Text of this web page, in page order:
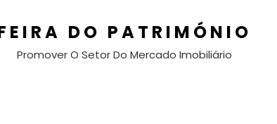
DO PATRIMÓNIO
Promover O Setor Do Mercado Imobiliário